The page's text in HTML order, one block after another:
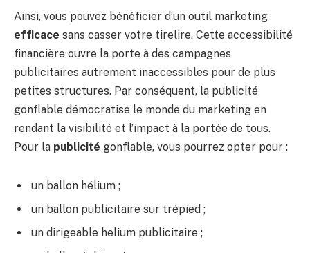
Ainsi, vous pouvez bénéficier d’un outil marketing
efficace sans casser votre tirelire. Cette accessibilité
financière ouvre la porte à des campagnes
publicitaires autrement inaccessibles pour de plus
petites structures. Par conséquent, la publicité
gonflable démocratise le monde du marketing en
rendant la visibilité et l’impact à la portée de tous.
Pour la publicité gonflable, vous pourrez opter pour :
un ballon hélium ;
un ballon publicitaire sur trépied ;
un dirigeable helium publicitaire ;